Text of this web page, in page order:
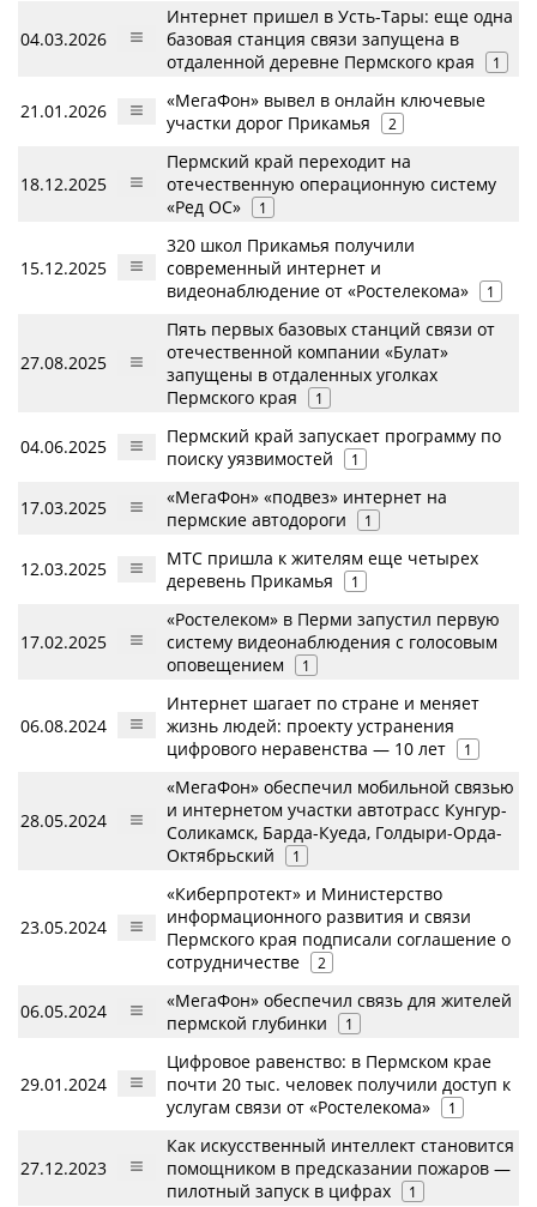
04.03.2026
Интернет пришел в Усть-Тары: еще одна
базовая станция связи запущена в
отдаленной деревне Пермского края
1
21.01.2026
«МегаФон» вывел в онлайн ключевые
участки дорог Прикамья
2
18.12.2025
Пермский край переходит на
отечественную операционную систему
«Ред ОС»
1
15.12.2025
320 школ Прикамья получили
современный интернет и
видеонаблюдение от «Ростелекома»
1
27.08.2025
Пять первых базовых станций связи от
отечественной компании «Булат»
запущены в отдаленных уголках
Пермского края
1
04.06.2025
Пермский край запускает программу по
поиску уязвимостей
1
17.03.2025
«МегаФон» «подвез» интернет на
пермские автодороги
1
12.03.2025
МТС пришла к жителям еще четырех
деревень Прикамья
1
17.02.2025
«Ростелеком» в Перми запустил первую
систему видеонаблюдения с голосовым
оповещением
1
06.08.2024
Интернет шагает по стране и меняет
жизнь людей: проекту устранения
цифрового неравенства — 10 лет
1
28.05.2024
«МегаФон» обеспечил мобильной связью
и интернетом участки автотрасс Кунгур-
Соликамск, Барда-Куеда, Голдыри-Орда-
Октябрьский
1
23.05.2024
«Киберпротект» и Министерство
информационного развития и связи
Пермского края подписали соглашение о
сотрудничестве
2
06.05.2024
«МегаФон» обеспечил связь для жителей
пермской глубинки
1
29.01.2024
Цифровое равенство: в Пермском крае
почти 20 тыс. человек получили доступ к
услугам связи от «Ростелекома»
1
27.12.2023
Как искусственный интеллект становится
помощником в предсказании пожаров —
пилотный запуск в цифрах
1